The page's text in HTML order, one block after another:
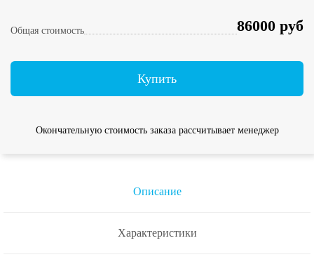
Общая стоимость 86000 руб
Купить
Окончательную стоимость заказа рассчитывает менеджер
Описание
Характеристики